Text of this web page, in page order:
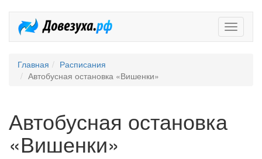
Главная
Расписания
Автобусная остановка «Вишенки»
Автобусная остановка
«Вишенки»